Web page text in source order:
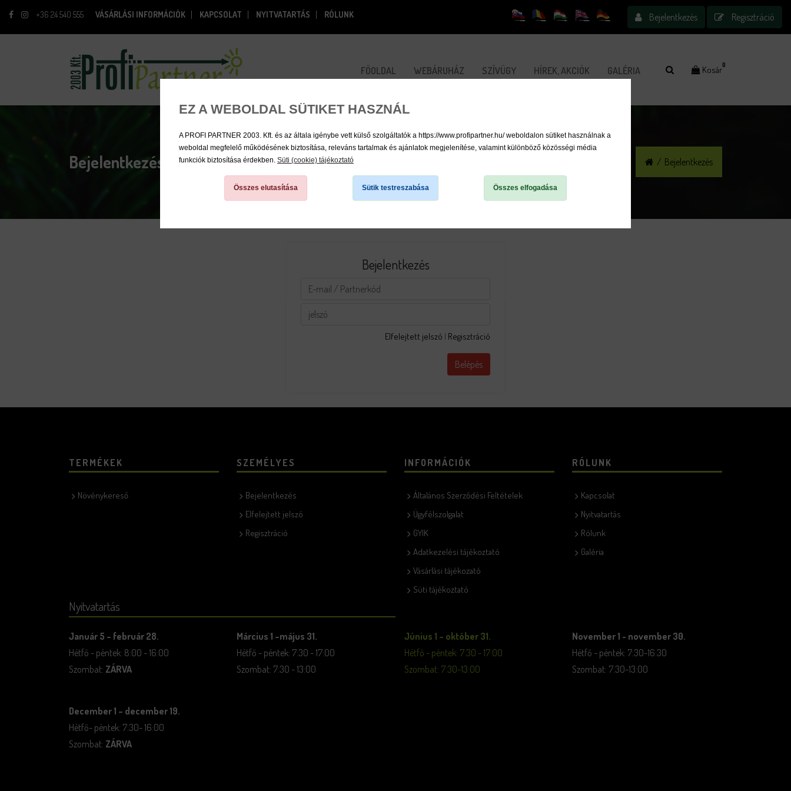
EZ A WEBOLDAL SÜTIKET HASZNÁL
A PROFI PARTNER 2003. Kft. és az általa igénybe vett külső szolgáltatók a https://www.profipartner.hu/ weboldalon sütiket használnak a
weboldal megfelelő működésének biztosítása, releváns tartalmak és ajánlatok megjelenítése, valamint különböző közösségi média
funkciók biztosítása érdekben. Süti (cookie) tájékoztató
Összes elutasítása Sütik testreszabása Összes elfogadása
+36 24 540 555 VÁSÁRLÁSI INFORMÁCIÓK KAPCSOLAT NYITVATARTÁS RÓLUNK Bejelentkezés Regisztráció
FŐOLDAL WEBÁRUHÁZ SZÍVÜGY HÍREK, AKCIÓK GALÉRIA 0
Kosár
Bejelentkezés / Bejelentkezés
Bejelentkezés
Elfelejtett jelszó | Regisztráció
Belépés
TERMÉKEK
Növénykereső
SZEMÉLYES
Bejelentkezés
Elfelejtett jelszó
Regisztráció
INFORMÁCIÓK
Általános Szerződési Feltételek
Ügyfélszolgalat
GYIK
Adatkezelési tájékoztató
Vásárlási tájékozató
Süti tájékoztató
RÓLUNK
Kapcsolat
Nyitvatartás
Rólunk
Galéria
Nyitvatartás
Január 5 – február 28.
Hétfő - péntek: 8:00 - 16:00
Szombat: ZÁRVA
December 1 – december 19.
Hétfő- péntek: 7:30- 16:00
Szombat: ZÁRVA
Március 1 –május 31.
Hétfő - péntek: 7:30 - 17:00
Szombat: 7:30 - 13:00
Június 1 – október 31.
Hétfő - péntek: 7:30 - 17:00
Szombat: 7:30-13:00
November 1 - november 30.
Hétfő - péntek: 7:30-16:30
Szombat: 7:30-13:00